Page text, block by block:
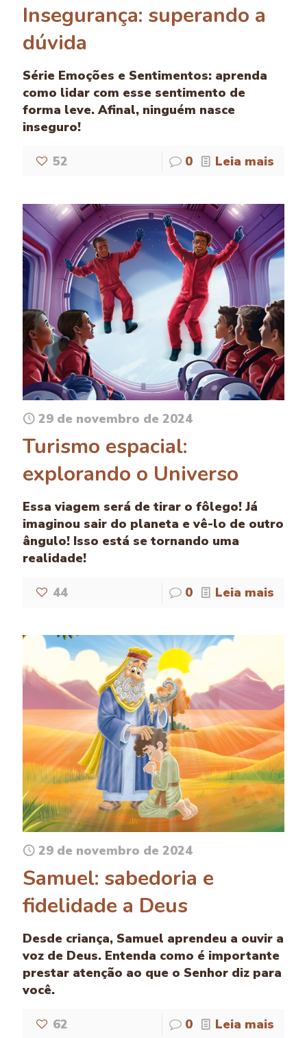
Insegurança: superando a
dúvida
Série Emoções e Sentimentos: aprenda
como lidar com esse sentimento de
forma leve. Afinal, ninguém nasce
inseguro!
52 0 Leia mais
29 de novembro de 2024
Turismo espacial:
explorando o Universo
Essa viagem será de tirar o fôlego! Já
imaginou sair do planeta e vê-lo de outro
ângulo! Isso está se tornando uma
realidade!
44 0 Leia mais
29 de novembro de 2024
Samuel: sabedoria e
fidelidade a Deus
Desde criança, Samuel aprendeu a ouvir a
voz de Deus. Entenda como é importante
prestar atenção ao que o Senhor diz para
você.
62 0 Leia mais